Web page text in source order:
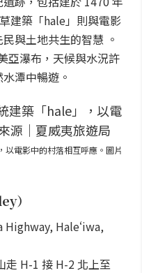
建築「hale」則與電影
與土地共生的智慧 。
亞瀑布，天候與水況許
潭中暢遊。
以電影中的村落相互呼應。圖片
）
Highway, Haleʻiwa,
走 H-1 接 H-2 北上至